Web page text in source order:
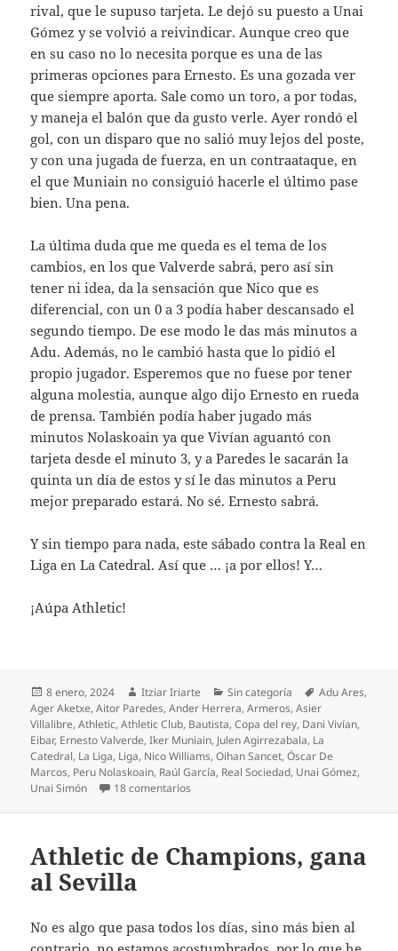
rival, que le supuso tarjeta. Le dejó su puesto a Unai
Gómez y se volvió a reivindicar. Aunque creo que
en su caso no lo necesita porque es una de las
primeras opciones para Ernesto. Es una gozada ver
que siempre aporta. Sale como un toro, a por todas,
y maneja el balón que da gusto verle. Ayer rondó el
gol, con un disparo que no salió muy lejos del poste,
y con una jugada de fuerza, en un contraataque, en
el que Muniain no consiguió hacerle el último pase
bien. Una pena.
La última duda que me queda es el tema de los
cambios, en los que Valverde sabrá, pero así sin
tener ni idea, da la sensación que Nico que es
diferencial, con un 0 a 3 podía haber descansado el
segundo tiempo. De ese modo le das más minutos a
Adu. Además, no le cambió hasta que lo pidió el
propio jugador. Esperemos que no fuese por tener
alguna molestia, aunque algo dijo Ernesto en rueda
de prensa. También podía haber jugado más
minutos Nolaskoain ya que Vivían aguantó con
tarjeta desde el minuto 3, y a Paredes le sacarán la
quinta un día de estos y sí le das minutos a Peru
mejor preparado estará. No sé. Ernesto sabrá.
Y sin tiempo para nada, este sábado contra la Real en
Liga en La Catedral. Así que … ¡a por ellos! Y…
¡Aúpa Athletic!
Publicado
el
8 enero, 2024 Autor
Itziar Iriarte Categorías
Sin categoría Etiquetas
Adu Ares,
Ager Aketxe,Aitor Paredes,Ander Herrera,Armeros,Asier
Villalibre,Athletic,Athletic Club, Bautista,Copa del rey, Dani Vivían,
Eibar, Ernesto Valverde,Iker Muniain, Julen Agirrezabala, La
Catedral, La Liga, Liga, Nico Williams,Oihan Sancet,Óscar De
Marcos, Peru Nolaskoain, Raúl García, Real Sociedad, Unai Gómez,
Unai Simón
18 comentarios
Athletic de Champions, gana
al Sevilla
No es algo que pasa todos los días, sino más bien al